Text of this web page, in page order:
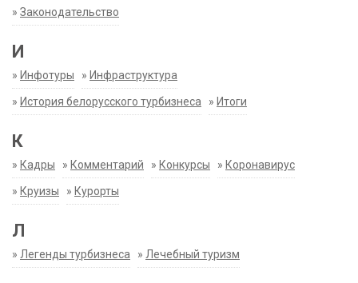
» Законодательство
И
» Инфотуры » Инфраструктура
» История белорусского турбизнеса » Итоги
К
» Кадры » Комментарий » Конкурсы » Коронавирус
» Круизы » Курорты
Л
» Легенды турбизнеса » Лечебный туризм